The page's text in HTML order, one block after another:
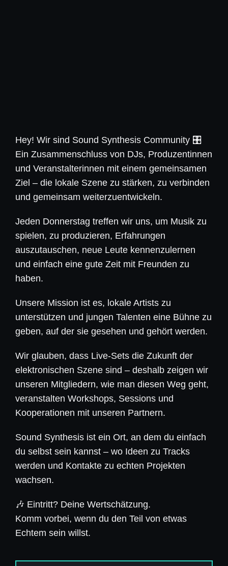
Hey! Wir sind Sound Synthesis Community 🎛️
Ein Zusammenschluss von DJs, Produzentinnen
und Veranstalterinnen mit einem gemeinsamen
Ziel – die lokale Szene zu stärken, zu verbinden
und gemeinsam weiterzuentwickeln.
Jeden Donnerstag treffen wir uns, um Musik zu
spielen, zu produzieren, Erfahrungen
auszutauschen, neue Leute kennenzulernen
und einfach eine gute Zeit mit Freunden zu
haben.
Unsere Mission ist es, lokale Artists zu
unterstützen und jungen Talenten eine Bühne zu
geben, auf der sie gesehen und gehört werden.
Wir glauben, dass Live-Sets die Zukunft der
elektronischen Szene sind – deshalb zeigen wir
unseren Mitgliedern, wie man diesen Weg geht,
veranstalten Workshops, Sessions und
Kooperationen mit unseren Partnern.
Sound Synthesis ist ein Ort, an dem du einfach
du selbst sein kannst – wo Ideen zu Tracks
werden und Kontakte zu echten Projekten
wachsen.
🎶 Eintritt? Deine Wertschätzung.
Komm vorbei, wenn du den Teil von etwas
Echtem sein willst.